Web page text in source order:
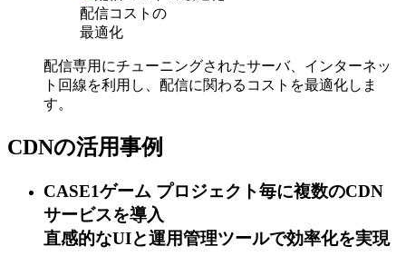
配信コストの
最適化
配信専用にチューニングされたサーバ、インターネッ
ト回線を利用し、配信に関わるコストを最適化しま
す。
CDNの活用事例
CASE1ゲーム プロジェクト毎に複数のCDN
サービスを導入
直感的なUIと運用管理ツールで効率化を実現